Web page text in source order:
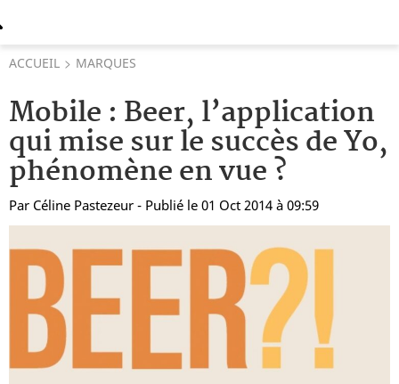
ACCUEIL MARQUES
Mobile : Beer, l’application
qui mise sur le succès de Yo,
phénomène en vue ?
Par Céline Pastezeur - Publié le 01 Oct 2014 à 09:59